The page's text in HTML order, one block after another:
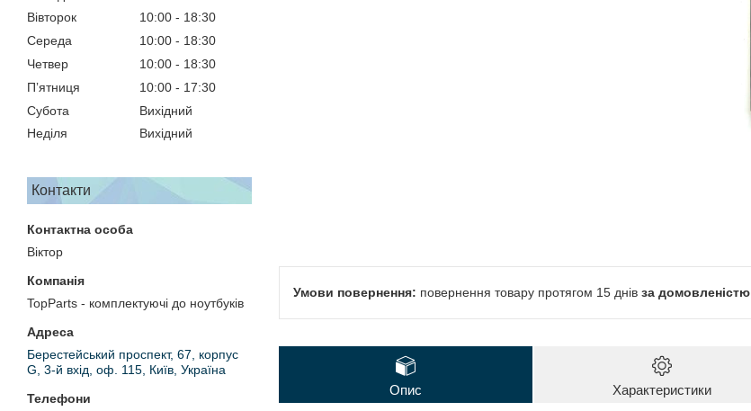
Вівторок
10:00
18:30
Середа
10:00
18:30
Четвер
10:00
18:30
Пʼятниця
10:00
17:30
Субота
Вихідний
Неділя
Вихідний
Контакти
Віктор
TopParts - комплектуючі до ноутбуків
Берестейський проспект, 67, корпус
G, 3-й вхід, оф. 115, Київ, Україна
повернення товару протягом 15 днів за домовленістю
Опис Характеристики